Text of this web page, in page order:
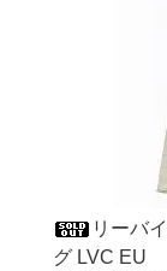
リーバ
グ LVC EU